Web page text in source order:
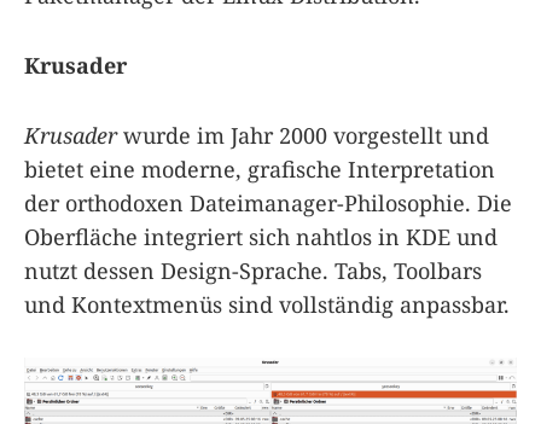
Krusader
Krusaderwurde im Jahr 2000 vorgestellt und
bietet eine moderne, grafische Interpretation
der orthodoxen Dateimanager-Philosophie. Die
Oberfläche integriert sich nahtlos in KDE und
nutzt dessen Design-Sprache. Tabs, Toolbars
und Kontextmenüs sind vollständig anpassbar.